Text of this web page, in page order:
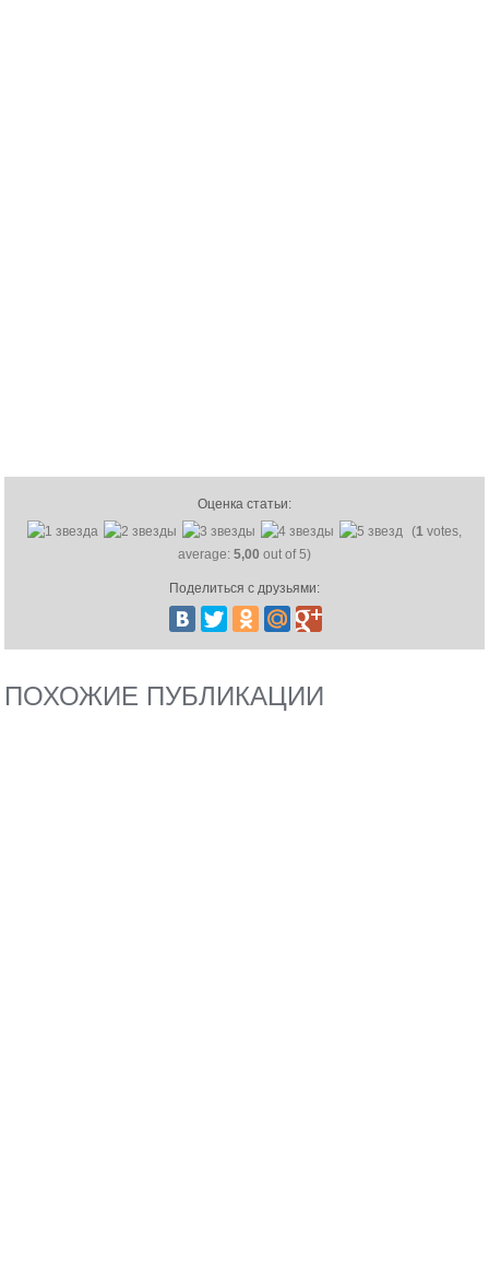
Оценка статьи:
(1 votes,
average: 5,00 out of 5)
Поделиться с друзьями:
ПОХОЖИЕ ПУБЛИКАЦИИ